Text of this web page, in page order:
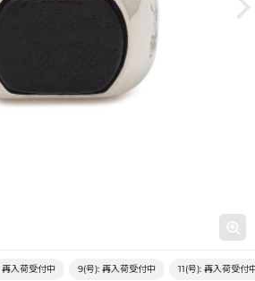
再入荷受付中 9(号): 再入荷受付中 11(号): 再入荷受付